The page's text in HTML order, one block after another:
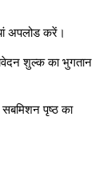
अपलोड करें।
शुल्क का भुगतान
पृष्ठ का